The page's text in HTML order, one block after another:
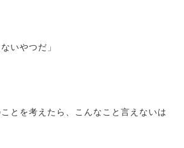
いやつだ」
ことを考えたら、こんなこと言えないは